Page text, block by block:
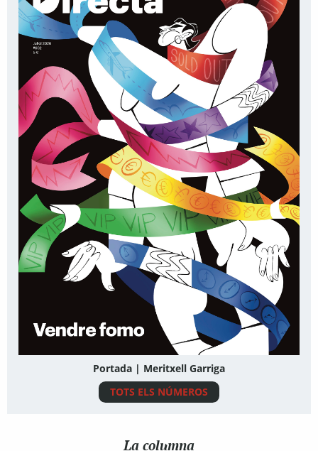
Portada | Meritxell Garriga
TOTS ELS NÚMEROS
La columna